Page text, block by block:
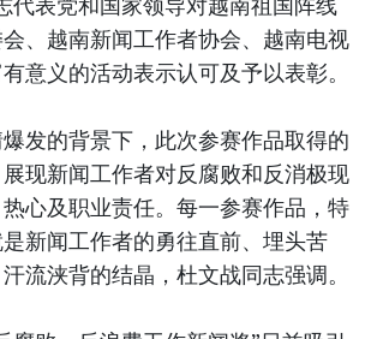
、越南新闻工作者协会、越南电视
意义的活动表示认可及予以表彰。
发的背景下，此次参赛作品取得的
现新闻工作者对反腐败和反消极现
心及职业责任。每一参赛作品，特
新闻工作者的勇往直前、埋头苦
流浃背的结晶，杜文战同志强调。